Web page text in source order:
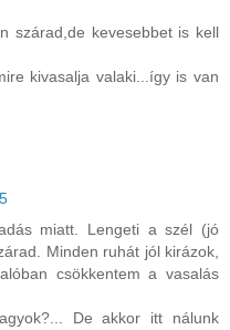
szárad,de kevesebbet is kell
kivasalja valaki...így is van
miatt. Lengeti a szél (jó
Minden ruhát jól kirázok,
csökkentem a vasalás
De akkor itt nálunk